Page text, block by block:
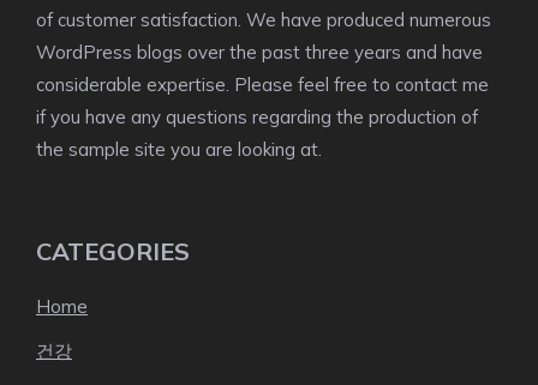
of customer satisfaction. We have produced numerous
WordPress blogs over the past three years and have
considerable expertise. Please feel free to contact me
if you have any questions regarding the production of
the sample site you are looking at.
CATEGORIES
Home
건강